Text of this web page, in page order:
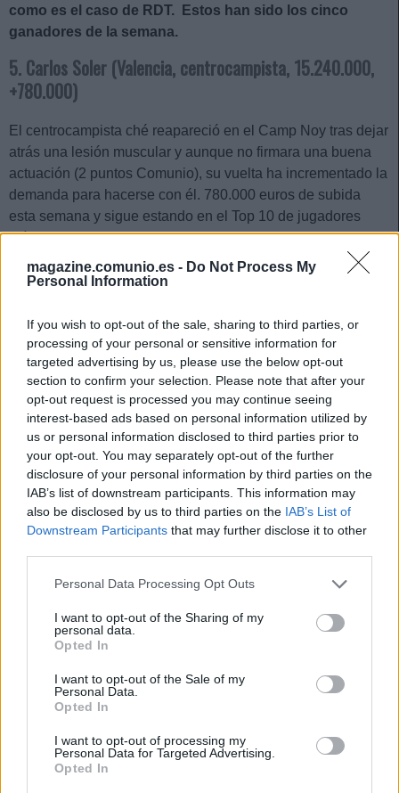
magazine.comunio.es - Do Not Process My
Personal Information
If you wish to opt-out of the sale, sharing to third parties, or
processing of your personal or sensitive information for
targeted advertising by us, please use the below opt-out
section to confirm your selection. Please note that after your
opt-out request is processed you may continue seeing
interest-based ads based on personal information utilized by
us or personal information disclosed to third parties prior to
your opt-out. You may separately opt-out of the further
disclosure of your personal information by third parties on the
IAB’s list of downstream participants. This information may
also be disclosed by us to third parties on the IAB’s List of
Downstream Participants that may further disclose it to other
Please note that this website/app uses one or more Google
not limited to your visit or usage behaviour. You may click to
grant or deny consent to Google and its third-party tags to
use your data for below specified purposes in below Google
consent section.
Personal Data Processing Opt Outs
I want to opt-out of the Sharing of my
personal data.
Opted In
I want to opt-out of the Sale of my
Personal Data.
Opted In
I want to opt-out of processing my
Personal Data for Targeted Advertising.
Opted In
como es el caso de RDT. Estos han sido los cinco
ganadores de la semana.
5. Carlos Soler (Valencia, centrocampista, 15.240.000,
+780.000)
El centrocampista ché reapareció en el Camp Noy tras dejar
atrás una lesión muscular y aunque no firmara una buena
actuación (2 puntos Comunio), su vuelta ha incrementado la
demanda para hacerse con él. 780.000 euros de subida
esta semana y sigue estando en el Top 10 de jugadores
más caros con 15,2 de valor actual.
4. Karim Benzema (Real Madrid, delantero, 31.660.000,
El Real Madrid no jugó la jornada anterior, pero no ha sido
impedimento para que Karim Benzema siga siendo
comprado por los managers de Comunio. El francés está en
un gran momento de forma, tal como mostró en la
Champions League contra el Shakhtar, y es el mejor
jugador de la temporada de Comunio LaLiga con 111
puntos. Sigue con un valor de mercado superior a los 30
millones (31,6).
3. Adrián Embarba (Espanyol, centrocampista, 7.790.000,
El Espanyol va a más con el paso de las jornadas tras un
como local. Uno de los futbolistas clave en esas victorias
fue Adrián Embarba, quien sumó en ellas 22 puntos pese a
últimas semanas y ha aumentado su precio en 2 millones
desde el 1 de octubre, 860.000 € en los últimos 7 días.
Jornada 10: cinco opciones low-cost para completar
tu equipo